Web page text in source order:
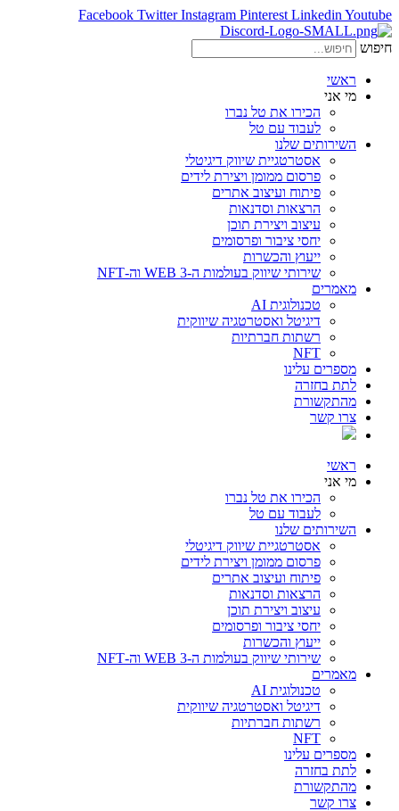
Facebook Twitter Instagram Pinterest Linkedin Youtube
חיפוש
ראשי
מי אני
הכירו את טל נברו
לעבוד עם טל
השירותים שלנו
אסטרטגיית שיווק דיגיטלי
פרסום ממומן ויצירת לידים
פיתוח ועיצוב אתרים
הרצאות וסדנאות
עיצוב ויצירת תוכן
יחסי ציבור ופרסומים
ייעוץ והכשרות
שירותי שיווק בעולמות ה-WEB 3 וה-NFT
מאמרים
טכנולוגית AI
דיגיטל ואסטרטגיה שיווקית
רשתות חברתיות
NFT
מספרים עלינו
לתת בחזרה
מהתקשורת
צרו קשר
ראשי
מי אני
הכירו את טל נברו
לעבוד עם טל
השירותים שלנו
אסטרטגיית שיווק דיגיטלי
פרסום ממומן ויצירת לידים
פיתוח ועיצוב אתרים
הרצאות וסדנאות
עיצוב ויצירת תוכן
יחסי ציבור ופרסומים
ייעוץ והכשרות
שירותי שיווק בעולמות ה-WEB 3 וה-NFT
מאמרים
טכנולוגית AI
דיגיטל ואסטרטגיה שיווקית
רשתות חברתיות
NFT
מספרים עלינו
לתת בחזרה
מהתקשורת
צרו קשר